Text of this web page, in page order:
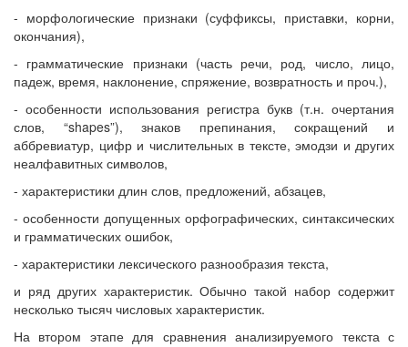
- морфологические признаки (суффиксы, приставки, корни,
окончания),
- грамматические признаки (часть речи, род, число, лицо,
падеж, время, наклонение, спряжение, возвратность и проч.),
- особенности использования регистра букв (т.н. очертания
слов, “shapes”), знаков препинания, сокращений и
аббревиатур, цифр и числительных в тексте, эмодзи и других
неалфавитных символов,
- характеристики длин слов, предложений, абзацев,
- особенности допущенных орфографических, синтаксических
и грамматических ошибок,
- характеристики лексического разнообразия текста,
и ряд других характеристик. Обычно такой набор содержит
несколько тысяч числовых характеристик.
На втором этапе для сравнения анализируемого текста с